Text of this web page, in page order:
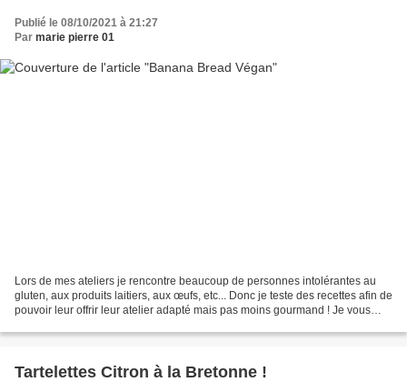
Publié le 08/10/2021 à 21:27
Par marie pierre 01
Lors de mes ateliers je rencontre beaucoup de personnes intolérantes au
gluten, aux produits laitiers, aux œufs, etc... Donc je teste des recettes afin de
pouvoir leur offrir leur atelier adapté mais pas moins gourmand ! Je vous
Tartelettes Citron à la Bretonne !